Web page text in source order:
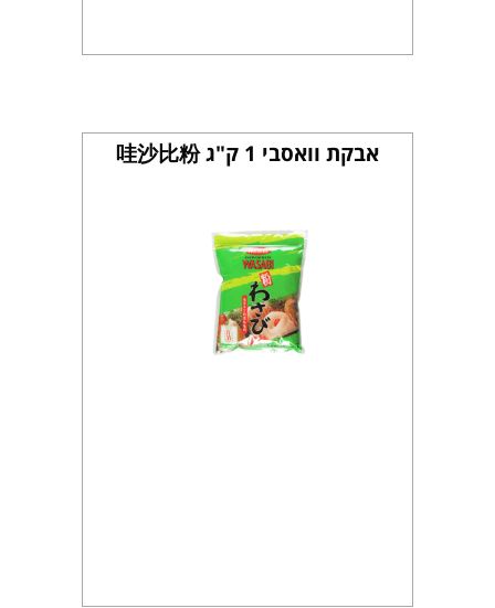
אבקת וואסבי 1 ק"ג 哇沙比粉